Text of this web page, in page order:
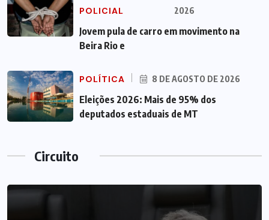
POLICIAL
2026
Jovem pula de carro em movimento na
Beira Rio e
POLÍTICA 8 DE AGOSTO DE 2026
Eleições 2026: Mais de 95% dos
deputados estaduais de MT
Circuito